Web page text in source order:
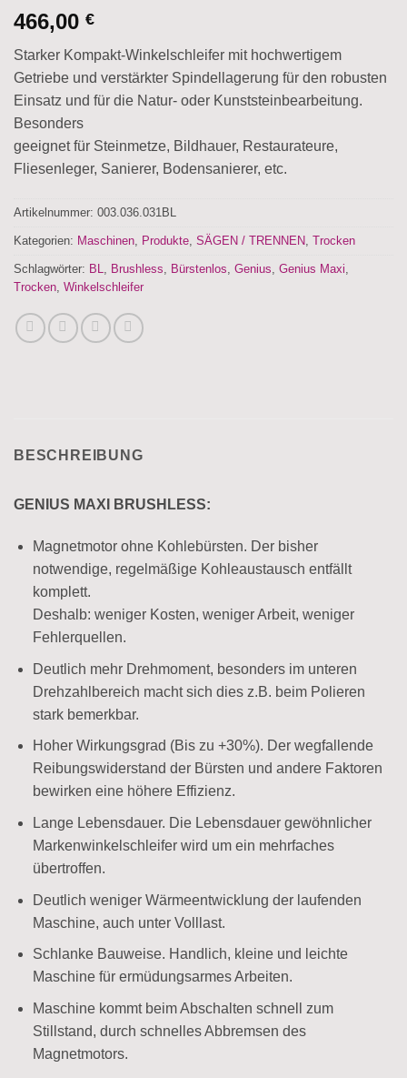
466,00 €
Starker Kompakt-Winkelschleifer mit hochwertigem
Getriebe und verstärkter Spindellagerung für den robusten
Einsatz und für die Natur- oder Kunststeinbearbeitung.
Besonders
geeignet für Steinmetze, Bildhauer, Restaurateure,
Fliesenleger, Sanierer, Bodensanierer, etc.
Artikelnummer: 003.036.031BL
Kategorien: Maschinen, Produkte, SÄGEN / TRENNEN, Trocken
Schlagwörter: BL, Brushless, Bürstenlos, Genius, Genius Maxi,
Trocken, Winkelschleifer
BESCHREIBUNG
GENIUS MAXI BRUSHLESS:
Magnetmotor ohne Kohlebürsten. Der bisher
notwendige, regelmäßige Kohleaustausch entfällt
komplett.
Deshalb: weniger Kosten, weniger Arbeit, weniger
Fehlerquellen.
Deutlich mehr Drehmoment, besonders im unteren
Drehzahlbereich macht sich dies z.B. beim Polieren
stark bemerkbar.
Hoher Wirkungsgrad (Bis zu +30%). Der wegfallende
Reibungswiderstand der Bürsten und andere Faktoren
bewirken eine höhere Effizienz.
Lange Lebensdauer. Die Lebensdauer gewöhnlicher
Markenwinkelschleifer wird um ein mehrfaches
übertroffen.
Deutlich weniger Wärmeentwicklung der laufenden
Maschine, auch unter Volllast.
Schlanke Bauweise. Handlich, kleine und leichte
Maschine für ermüdungsarmes Arbeiten.
Maschine kommt beim Abschalten schnell zum
Stillstand, durch schnelles Abbremsen des
Magnetmotors.